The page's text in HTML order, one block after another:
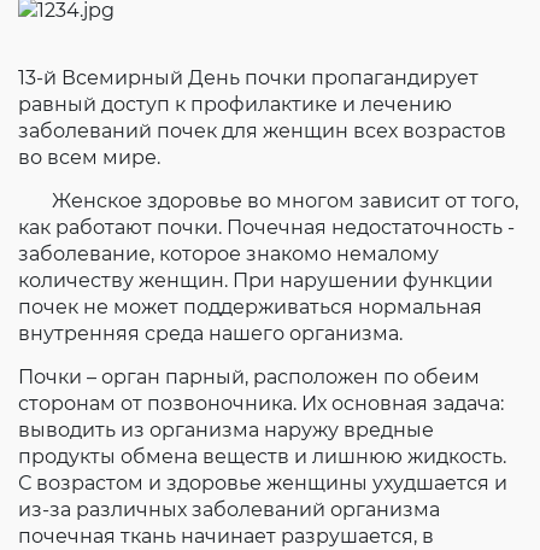
13-й Всемирный День почки пропагандирует
равный доступ к профилактике и лечению
заболеваний почек для женщин всех возрастов
во всем мире.
Женское здоровье во многом зависит от того,
как работают почки. Почечная недостаточность -
заболевание, которое знакомо немалому
количеству женщин. При нарушении функции
почек не может поддерживаться нормальная
внутренняя среда нашего организма.
Почки – орган парный, расположен по обеим
сторонам от позвоночника. Их основная задача:
выводить из организма наружу вредные
продукты обмена веществ и лишнюю жидкость.
С возрастом и здоровье женщины ухудшается и
из-за различных заболеваний организма
почечная ткань начинает разрушается, в